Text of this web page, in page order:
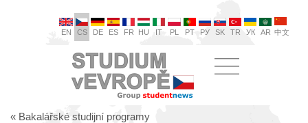
EN CS DE ES FR HU IT PL PT РУ SK TR УК AR 中文
« Bakalářské studijní programy